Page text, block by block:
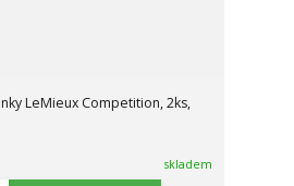
LeMieux Competition, 2ks,
skladem